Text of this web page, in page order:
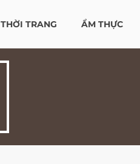
THỜI TRANG ẨM THỰC